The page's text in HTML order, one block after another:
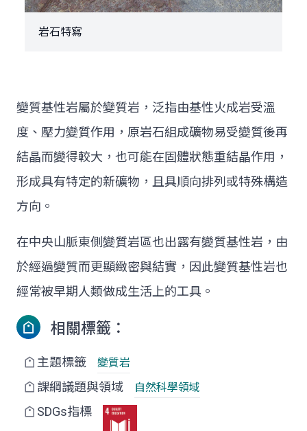
岩石特寫
變質基性岩屬於變質岩，泛指由基性火成岩受溫
度、壓力變質作用，原岩石組成礦物易受變質後再
結晶而變得較大，也可能在固體狀態重結晶作用，
形成具有特定的新礦物，且具順向排列或特殊構造
方向。
在中央山脈東側變質岩區也出露有變質基性岩，由
於經過變質而更顯緻密與結實，因此變質基性岩也
經常被早期人類做成生活上的工具。
相關標籤：
主題標籤 變質岩
課綱議題與領域 自然科學領域
SDGs指標